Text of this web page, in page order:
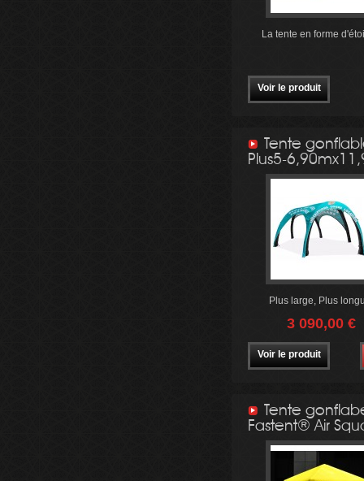
La tente en forme
Voir le produit
Tente
Plus5-
Plus large, Plus
3 090,00 €
Voir le produit
Tente
Fastent® Air